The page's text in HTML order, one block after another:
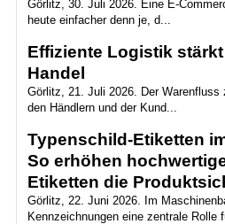
Görlitz, 30. Juli 2026. Eine E-
heute einfacher denn je, d...
Effiziente Logistik
Handel
Görlitz, 21. Juli 2026. Der Warenfluss
den Händlern und der Kund...
Typenschild-Etiketten
So erhöhen
Etiketten die
Görlitz, 22. Juni 2026. Im
Kennzeichnungen eine zentrale Rolle